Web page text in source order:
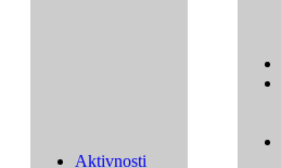
Aktivnosti